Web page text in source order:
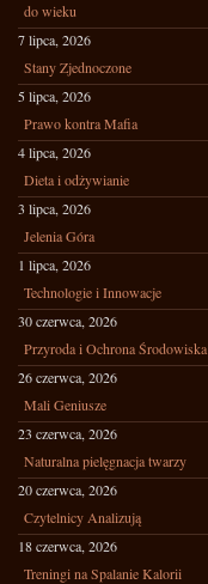
do wieku
7 lipca, 2026
Stany Zjednoczone
5 lipca, 2026
Prawo kontra Mafia
4 lipca, 2026
Dieta i odżywianie
3 lipca, 2026
Jelenia Góra
1 lipca, 2026
Technologie i Innowacje
30 czerwca, 2026
Przyroda i Ochrona Środowiska
26 czerwca, 2026
Mali Geniusze
23 czerwca, 2026
Naturalna pielęgnacja twarzy
20 czerwca, 2026
Czytelnicy Analizują
18 czerwca, 2026
Treningi na Spalanie Kalorii